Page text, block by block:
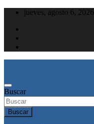
Saltar
contenido
jueves, agosto 6, 2026
Buscar
Buscar